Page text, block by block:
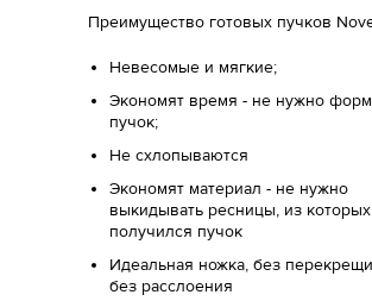
Преимущество готовых пучков
Невесомые и мягкие;
Экономят время - не нужно
пучок;
Не схлопываются
Экономят материал - не нужно
выкидывать ресницы, из
получился пучок
Идеальная ножка, без
без расслоения